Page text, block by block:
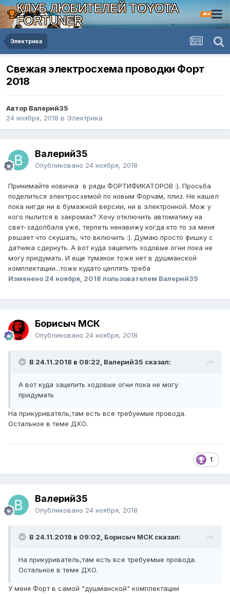
КЛУБ ЛЮБИТЕЛЕЙ TOYOTA
FORTUNER
4X4
Электрика
Свежая электросхема проводки Форт
2018
Автор Валерий35
24 ноября, 2018 в Электрика
Валерий35
Опубликовано 24 ноября, 2018
Принимайте новичка в ряды ФОРТИФИКАТОРОВ :). Просьба
поделиться электросхемой по новым Форчам, плиз. Не нашел
пока нигде ни в бумажной версии, ни в электронной. Мож у
кого пылится в закромах? Хочу отключить автоматику на
свет-задолбала уже, терпеть ненавижу когда кто то за меня
решает что скушать, что включить :). Думаю просто фишку с
датчика сдернуть. А вот куда зацепить ходовые огни пока не
могу придумать. И еще туманок тоже нет в душманской
комплектации...тоже кудато цеплять треба
Изменено 24 ноября, 2018 пользователем Валерий35
Борисыч МСК
Опубликовано 24 ноября, 2018
В 24.11.2018 в 08:22, Валерий35 сказал:
А вот куда зацепить ходовые огни пока не могу
придумать
На прикуриватель,там есть все требуемые провода.
Остальное в теме ДХО.
1
Валерий35
Опубликовано 24 ноября, 2018
В 24.11.2018 в 09:02, Борисыч МСК сказал:
На прикуриватель,там есть все требуемые провода.
Остальное в теме ДХО.
У меня Форт в самой "душманской" комплектации